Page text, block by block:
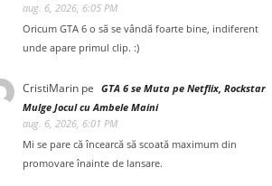
aug. 6, 2026, 6:05 PM
Oricum GTA 6 o să se vândă foarte bine, indiferent
unde apare primul clip. :)
CristiMarin pe GTA 6 se Muta pe Netflix, Rockstar
Mulge Jocul cu Ambele Maini
aug. 6, 2026, 6:01 PM
Mi se pare că încearcă să scoată maximum din
promovare înainte de lansare.